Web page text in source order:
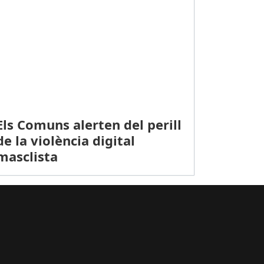
(BÀSQUET, LLIGA FEMENINA 2): Triomf espluguí i derrota
Comuns alerten del perill
la violència digital